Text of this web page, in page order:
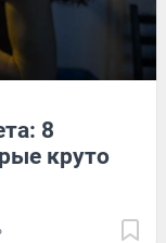
8
круто